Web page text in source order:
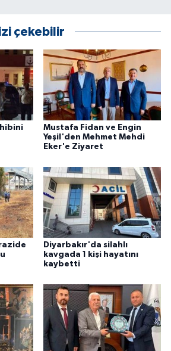
çekebilir
Mustafa Fidan ve Engin
Yeşil'den Mehmet Mehdi
Eker'e Ziyaret
Diyarbakır'da silahlı
kavgada 1 kişi hayatını
kaybetti